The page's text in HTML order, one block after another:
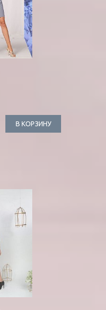
В КОРЗИНУ